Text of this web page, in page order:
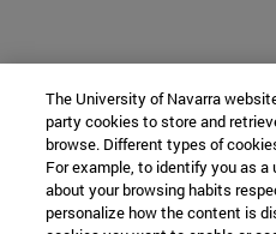
The University of Navarra
party cookies to store and
browse. Different types of
For example, to identify you as a
about your browsing habits
personalize how the content is